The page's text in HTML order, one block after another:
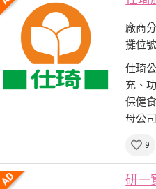
廠商
攤位
仕琦
充、
保健
母公
9
研一